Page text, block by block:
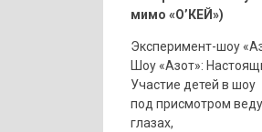
мимо «О’КЕЙ»)
Эксперимент-шоу
Шоу «Азот»:
Участие детей в шоу
под присмотром
глазах,